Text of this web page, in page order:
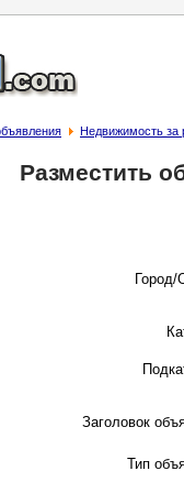
Недвижимость за
Разместить
Город/
Заголовок
Тип